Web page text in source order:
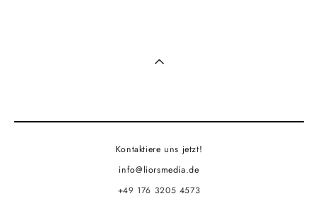
Kontaktiere uns jetzt!
info@liorsmedia.de
+49 176 3205 4573